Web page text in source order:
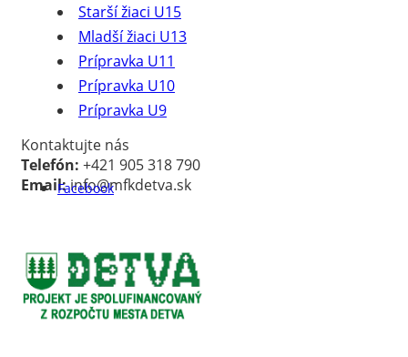
Starší žiaci U15
Mladší žiaci U13
Prípravka U11
Prípravka U10
Prípravka U9
Kontaktujte nás
Telefón: +421 905 318 790
Email:info@mfkdetva.sk
Facebook